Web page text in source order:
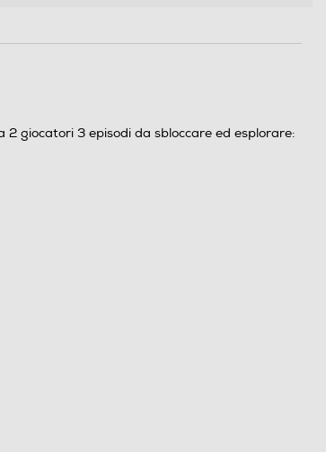
2 giocatori 3 episodi da sbloccare ed esplorare: